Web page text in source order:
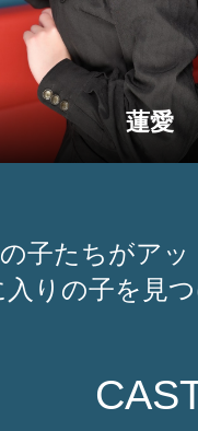
蓮愛
子たちがアッ
入りの子を見